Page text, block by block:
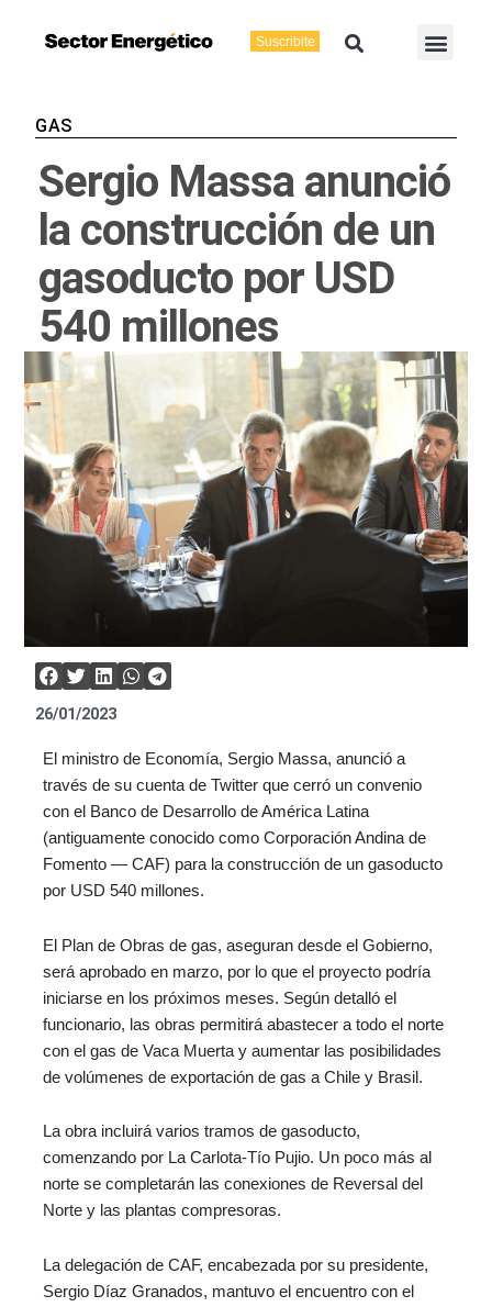
Suscribite Buscar
GAS
Sergio Massa anunció
la construcción de un
gasoducto por USD
540 millones
26/01/2023
El ministro de Economía, Sergio Massa, anunció a
través de su cuenta de Twitter que cerró un convenio
con el Banco de Desarrollo de América Latina
(antiguamente conocido como Corporación Andina de
Fomento — CAF) para la construcción de un gasoducto
por USD 540 millones.
El Plan de Obras de gas, aseguran desde el Gobierno,
será aprobado en marzo, por lo que el proyecto podría
iniciarse en los próximos meses. Según detalló el
funcionario, las obras permitirá abastecer a todo el norte
con el gas de Vaca Muerta y aumentar las posibilidades
de volúmenes de exportación de gas a Chile y Brasil.
La obra incluirá varios tramos de gasoducto,
comenzando por La Carlota-Tío Pujio. Un poco más al
norte se completarán las conexiones de Reversal del
Norte y las plantas compresoras.
La delegación de CAF, encabezada por su presidente,
Sergio Díaz Granados, mantuvo el encuentro con el